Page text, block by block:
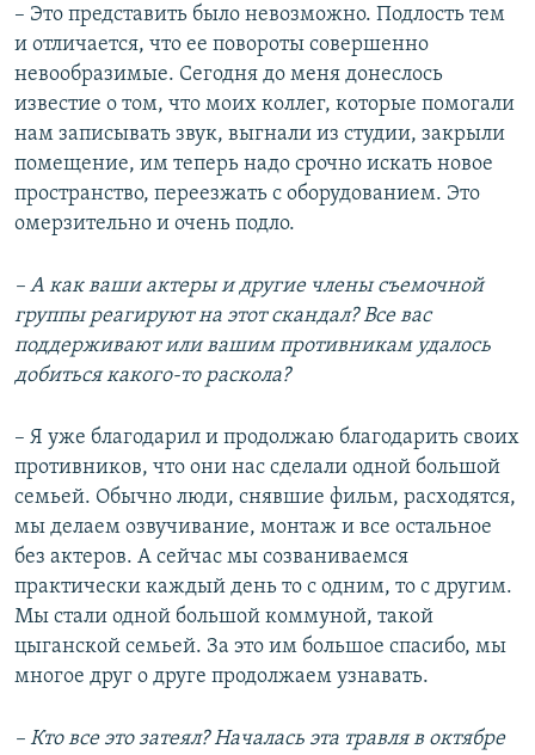
– Это представить было невозможно. Подлость тем
и отличается, что ее повороты совершенно
невообразимые. Сегодня до меня донеслось
известие о том, что моих коллег, которые помогали
нам записывать звук, выгнали из студии, закрыли
помещение, им теперь надо срочно искать новое
пространство, переезжать с оборудованием. Это
омерзительно и очень подло.
– А как ваши актеры и другие члены съемочной
группы реагируют на этот скандал? Все вас
поддерживают или вашим противникам удалось
добиться какого-то раскола?
– Я уже благодарил и продолжаю благодарить своих
противников, что они нас сделали одной большой
семьей. Обычно люди, снявшие фильм, расходятся,
мы делаем озвучивание, монтаж и все остальное
без актеров. А сейчас мы созваниваемся
практически каждый день то с одним, то с другим.
Мы стали одной большой коммуной, такой
цыганской семьей. За это им большое спасибо, мы
многое друг о друге продолжаем узнавать.
– Кто все это затеял? Началась эта травля в октябре